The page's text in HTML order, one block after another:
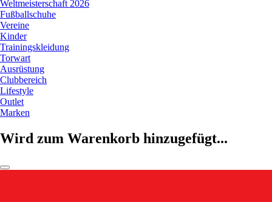
Weltmeisterschaft 2026
Fußballschuhe
Vereine
Kinder
Trainingskleidung
Torwart
Ausrüstung
Clubbereich
Lifestyle
Outlet
Marken
Wird zum Warenkorb hinzugefügt...